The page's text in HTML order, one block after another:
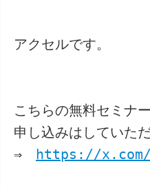
アクセルです。
こちらの無料セミナ
申し込みはしていた
⇒ https://x.com/